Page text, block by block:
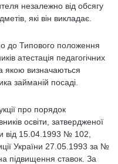
незалежно від обсягу
які він викладає.
до Типового положення
атестація педагогічних
якою визначаються
займаній посаді.
про порядок
освіти, затвердженої
від 15.04.1993 № 102,
України 27.05.1993 за №
підвищення ставок. За